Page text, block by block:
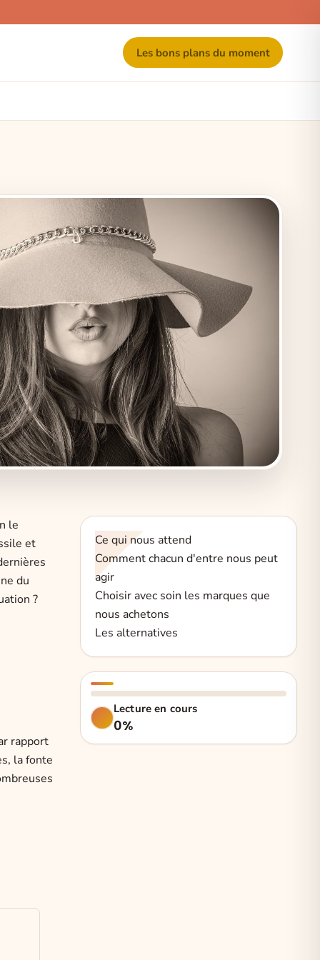
Les bons plans du moment
le
et
du
?
rapport
la fonte
Ce qui nous attend
Comment chacun d'entre nous peut
agir
Choisir avec soin les marques que
nous achetons
Les alternatives
Lecture en cours
0%